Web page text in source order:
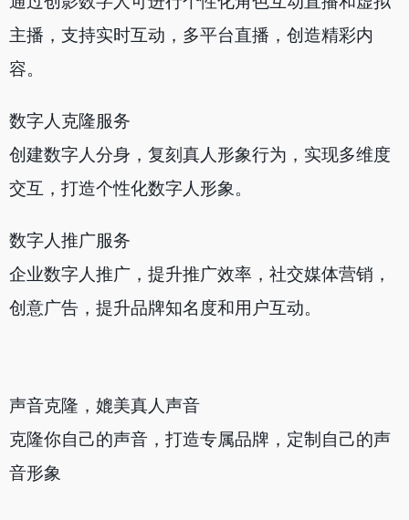
主播，支持实时互动，多平台直播，创造精彩内
容。
数字人克隆服务
创建数字人分身，复刻真人形象行为，实现多维度
交互，打造个性化数字人形象。
数字人推广服务
企业数字人推广，提升推广效率，社交媒体营销，
创意广告，提升品牌知名度和用户互动。
声音克隆，媲美真人声音
克隆你自己的声音，打造专属品牌，定制自己的声
音形象